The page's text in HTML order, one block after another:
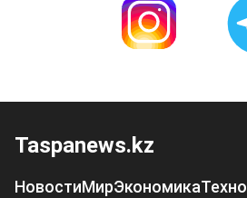
Taspanews.kz
НовостиМирЭкономикаТехно